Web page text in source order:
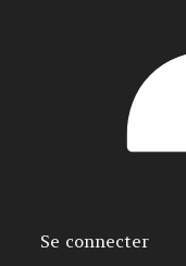
Se connecter